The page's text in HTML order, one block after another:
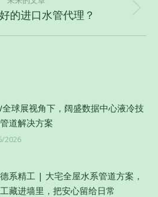
文
未
的进口水管代理？
全球展视角下，阔盛数据中心液冷技
道解决方案
2026
系精工 | 大宅全屋水系管道方案，
藏进墙里，把安心留给日常